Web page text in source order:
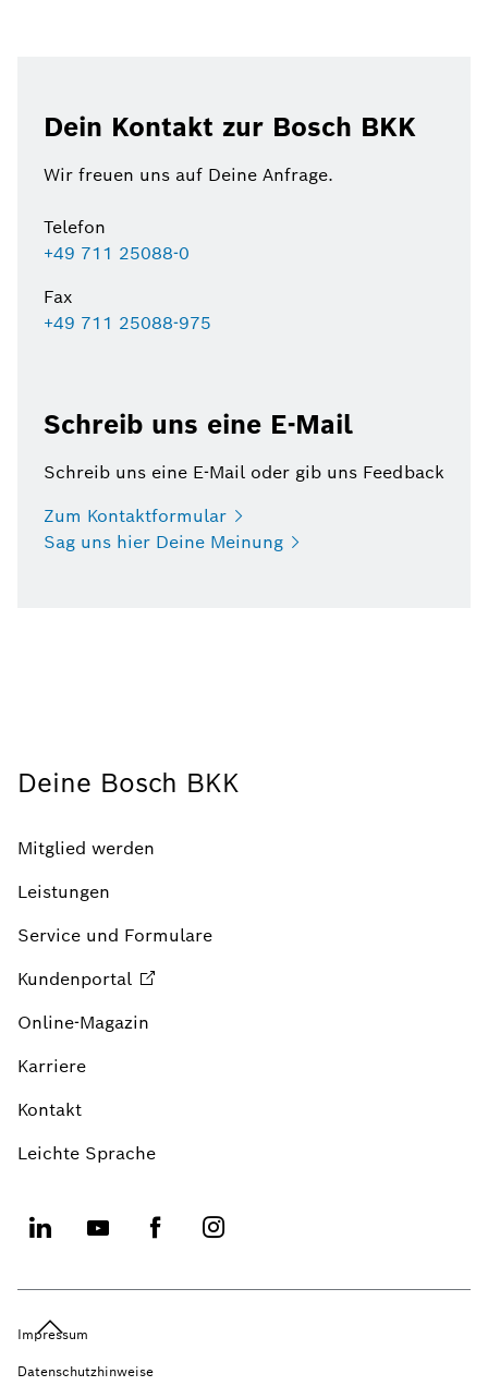
Dein Kontakt zur Bosch BKK
Wir freuen uns auf Deine Anfrage.
Telefon
+49 711 25088-0
Fax
+49 711 25088-975
Schreib uns eine E-Mail
Schreib uns eine E-Mail oder gib uns Feedback
Zum Kontaktformular
Sag uns hier Deine Meinung
Deine Bosch BKK
Mitglied werden
Leistungen
Service und Formulare
Kundenportal
Online-Magazin
Karriere
Kontakt
Leichte Sprache
Impressum
Datenschutzhinweise